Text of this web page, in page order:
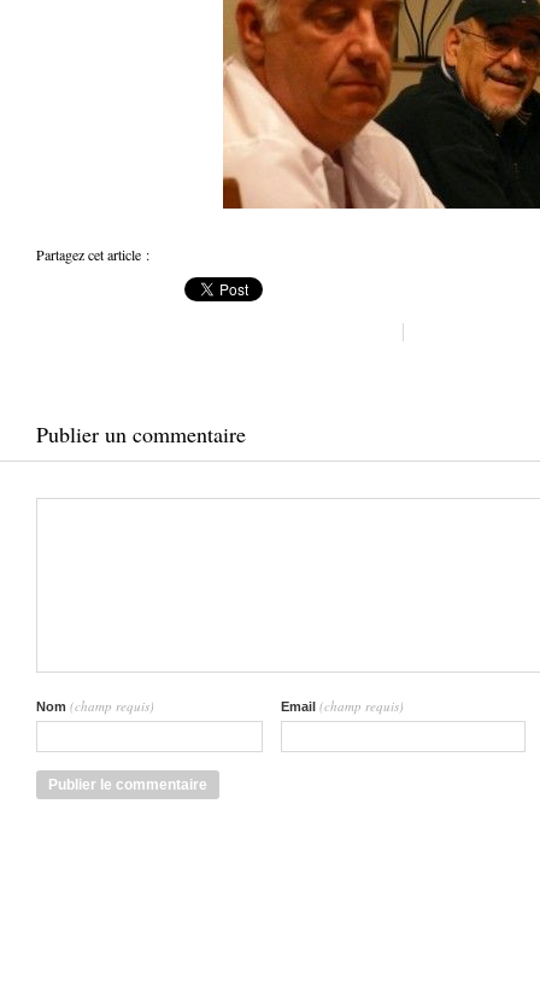
Partagez cet article :
Publier un commentaire
Nom (champ requis) Email (champ requis)